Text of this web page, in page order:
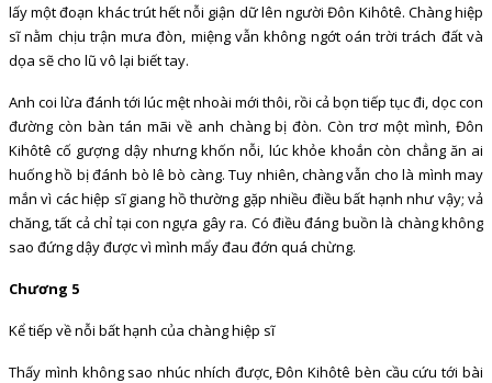
lấy một đoạn khác trút hết nỗi giận dữ lên người Đôn Kihôtê. Chàng hiệp
sĩ nằm chịu trận mưa đòn, miệng vẫn không ngớt oán trời trách đất và
dọa sẽ cho lũ vô lại biết tay.
Anh coi lừa đánh tới lúc mệt nhoài mới thôi, rồi cả bọn tiếp tục đi, dọc con
đường còn bàn tán mãi về anh chàng bị đòn. Còn trơ một mình, Đôn
Kihôtê cố gượng dậy nhưng khốn nỗi, lúc khỏe khoắn còn chẳng ăn ai
huống hồ bị đánh bò lê bò càng. Tuy nhiên, chàng vẫn cho là mình may
mắn vì các hiệp sĩ giang hồ thường gặp nhiều điều bất hạnh như vậy; vả
chăng, tất cả chỉ tại con ngựa gây ra. Có điều đáng buồn là chàng không
sao đứng dậy được vì mình mẩy đau đớn quá chừng.
Chương 5
Kể tiếp về nỗi bất hạnh của chàng hiệp sĩ
Thấy mình không sao nhúc nhích được, Đôn Kihôtê bèn cầu cứu tới bài